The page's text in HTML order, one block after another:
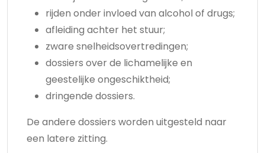
rijden onder invloed van alcohol of drugs;
afleiding achter het stuur;
zware snelheidsovertredingen;
dossiers over de lichamelijke en
geestelijke ongeschiktheid;
dringende dossiers.
De andere dossiers worden uitgesteld naar
een latere zitting.